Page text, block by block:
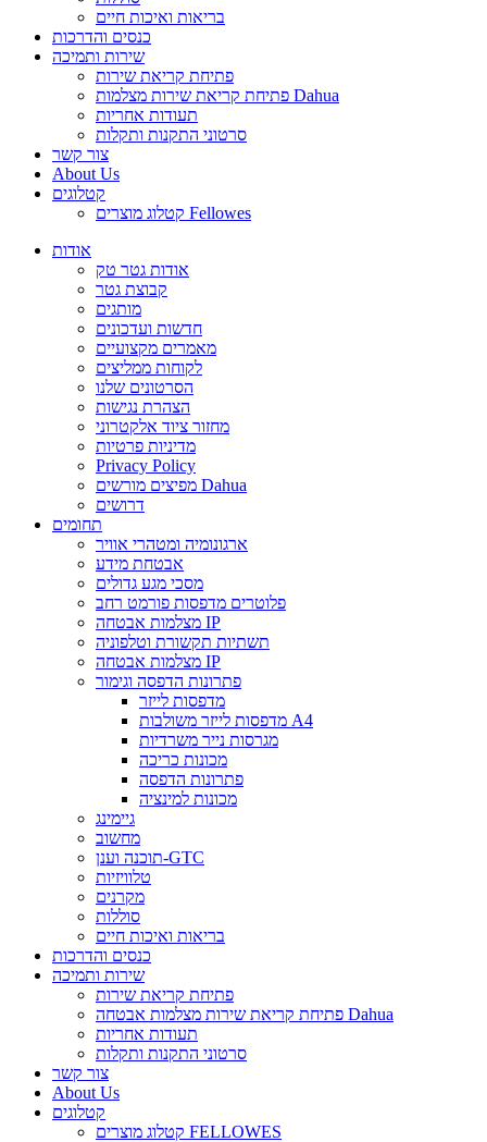
בריאות ואיכות חיים
כנסים והדרכות
שירות ותמיכה
פתיחת קריאת שירות
פתיחת קריאת שירות מצלמות Dahua
תעודות אחריות
סרטוני התקנות ותקלות
צור קשר
About Us
קטלוגים
קטלוג מוצרים Fellowes
אודות
אודות גטר טק
קבוצת גטר
מותגים
חדשות ועדכונים
מאמרים מקצועיים
לקוחות ממליצים
הסרטונים שלנו
הצהרת נגישות
מחזור ציוד אלקטרוני
מדיניות פרטיות
Privacy Policy
מפיצים מורשים Dahua
דרושים
תחומים
ארגונומיה ומטהרי אוויר
אבטחת מידע
מסכי מגע גדולים
פלוטרים מדפסות פורמט רחב
מצלמות אבטחה IP
תשתיות תקשורת וטלפוניה
מצלמות אבטחה IP
פתרונות הדפסה וגימור
מדפסות לייזר
מדפסות לייזר משולבות A4
מגרסות נייר משרדיות
מכונות כריכה
פתרונות הדפסה
מכונות למינציה
גיימינג
מחשוב
תוכנה וענן-GTC
טלוויזיות
מקרנים
סוללות
בריאות ואיכות חיים
כנסים והדרכות
שירות ותמיכה
פתיחת קריאת שירות
פתיחת קריאת שירות מצלמות אבטחה Dahua
תעודות אחריות
סרטוני התקנות ותקלות
צור קשר
About Us
קטלוגים
קטלוג מוצרים FELLOWES